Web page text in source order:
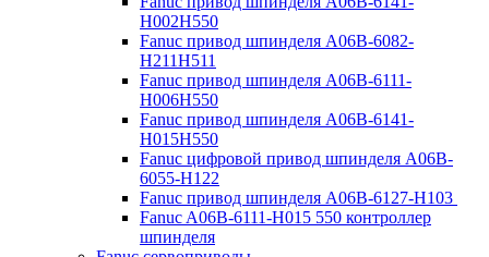
H002H550
Fanuc привод шпинделя A06B-6082-
H211H511
Fanuc привод шпинделя A06B-6111-
H006H550
Fanuc привод шпинделя A06B-6141-
H015H550
Fanuc цифровой привод шпинделя A06B-
6055-H122
Fanuc привод шпинделя A06B-6127-H103
Fanuc A06B-6111-H015 550 контроллер
шпинделя